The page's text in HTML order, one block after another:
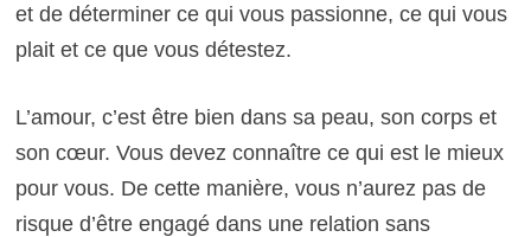
et de déterminer ce qui vous passionne, ce qui vous
plait et ce que vous détestez.
L’amour, c’est être bien dans sa peau, son corps et
son cœur. Vous devez connaître ce qui est le mieux
pour vous. De cette manière, vous n’aurez pas de
risque d’être engagé dans une relation sans